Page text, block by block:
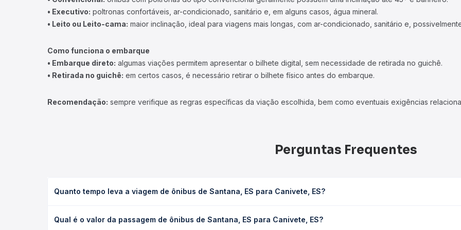
• Executivo: poltronas confortáveis, ar-condicionado, sanitário e, em alguns casos, água mineral.
• Leito ou Leito-cama: maior inclinação, ideal para viagens mais longas, com ar-condicionado, sanitário e,
Como funciona o embarque
• Embarque direto: algumas viações permitem apresentar o bilhete digital, sem necessidade de retirada no guichê.
• Retirada no guichê: em certos casos, é necessário retirar o bilhete físico antes do embarque.
Recomendação: sempre verifique as regras específicas da viação escolhida, bem como eventuais exigências
Perguntas Frequentes
Quanto tempo leva a viagem de ônibus de Santana, ES para Canivete, ES?
as condições de tráfego. Na Quero Passagem você consulta os horários disponíveis e vê a duração exata de cada
Qual é o valor da passagem de ônibus de Santana, ES para Canivete, ES?